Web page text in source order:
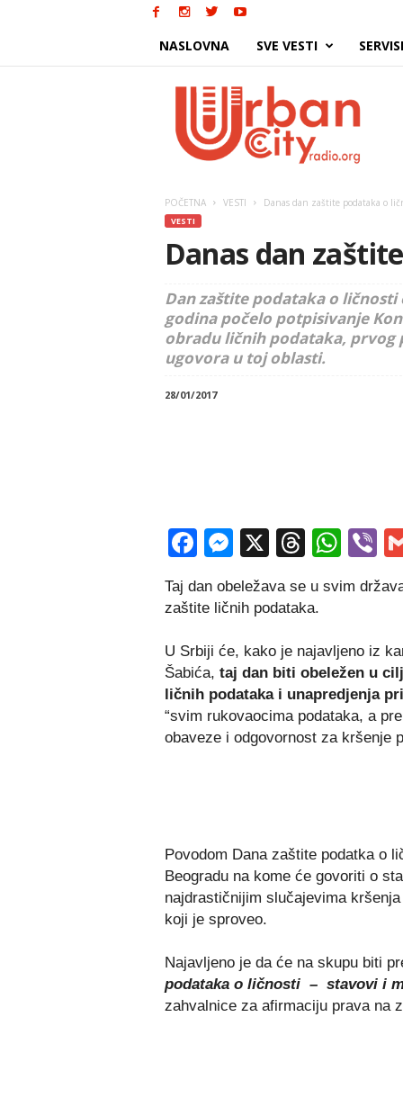
NASLOVNA SVE VESTI
POČETNA VESTI Danas dan zaštite podataka o
VESTI
Danas dan
Dan zaštite podataka o ličnosti
godina počelo potpisivanje
obradu ličnih podataka, prvog
ugovora u toj oblasti.
28/01/2017
Facebook
Messenger
X
Taj dan obeležava se u svim
zaštite ličnih podataka.
U Srbiji će, kako je najavljeno iz
Šabića, taj dan biti obeležen u
ličnih podataka i unapredjenja
“svim rukovaocima podataka, a
obaveze i odgovornost za kršenje
Povodom Dana zaštite podatka o
Beogradu na kome će govoriti o
najdrastičnijim slučajevima
koji je sproveo.
Najavljeno je da će na skupu biti
podataka o ličnosti – stavovi i
zahvalnice za afirmaciju prava na